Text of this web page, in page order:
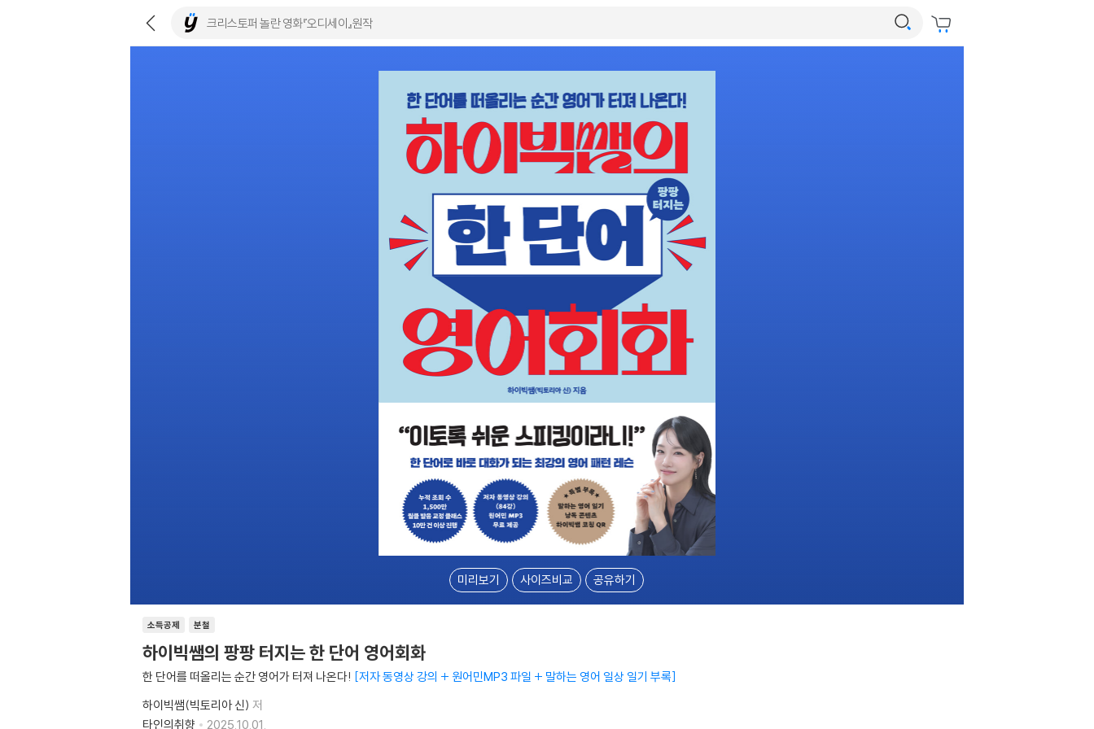
미리보기 사이즈비교 공유하기
소득공제 분철
하이빅쌤의 팡팡 터지는 한 단어 영어회화
한 단어를 떠올리는 순간 영어가 터져 나온다! 저자 동영상 강의 + 원어민MP3 파일 + 말하는 영어 일상 일기 부록
하이빅쌤(빅토리아 신) 저
타인의취향
2025.10.01.